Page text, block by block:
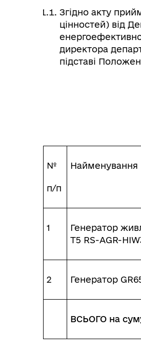
Згідно акту
цінностей) від
директора
підставі
№
п/п
Найменування
1
Генератор
T5 RS-AGR-
2 Генератор
ВСЬОГО на